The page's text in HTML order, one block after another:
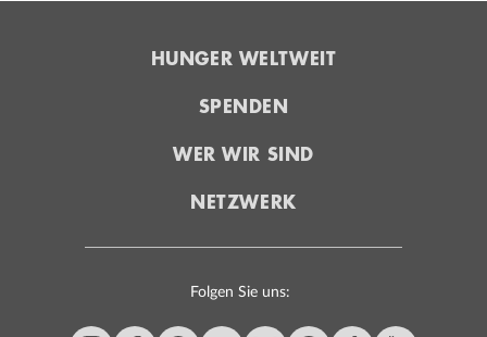
HUNGER WELTWEIT
SPENDEN
WER WIR SIND
NETZWERK
Folgen Sie uns: